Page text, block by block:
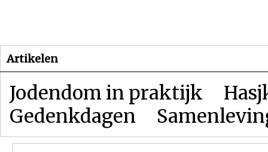
Artikelen
Jodendom in praktijk
Gedenkdagen